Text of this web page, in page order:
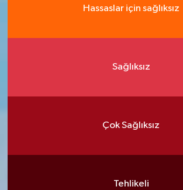
Hassaslar için sağlıksız
Sağlıksız
Çok Sağlıksız
Tehlikeli